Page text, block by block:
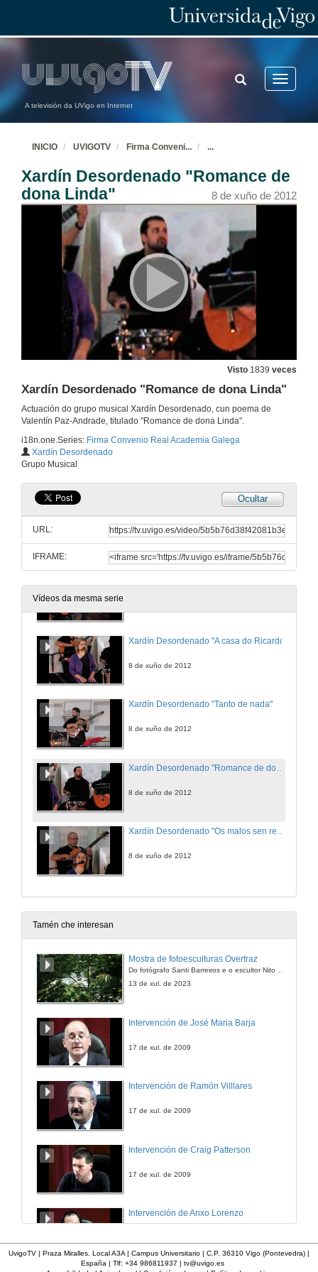
A televisión da UVigo en Internet
Toggle
TOGGLE
SEARCH
INICIO UVIGOTV Firma Conveni... ...
Xardín Desordenado "Romance de
dona Linda"
8 de xuño de 2012
Visto 1839 veces
Xardín Desordenado "Romance de dona Linda"
Actuación do grupo musical Xardín Desordenado, cun poema de
Valentín Paz-Andrade, titulado "Romance de dona Linda".
i18n.one.Series: Firma Convenio Real Academia Galega
Xardín Desordenado
Grupo Musical
Ocultar
URL:
IFRAME:
Vídeos da mesma serie
8 de xuño de 2012
Intervención do Presidente da Universidad de Vigo D. Salustiano Mato de la Iglesia
8 de xuño de 2012
8 de xuño de 2012
Xardín Desordenado "A casa do Ricardo"
8 de xuño de 2012
Xardín Desordenado "Tanto de nada"
8 de xuño de 2012
8 de xuño de 2012
Xardín Desordenado "Os malos sen revólver"
8 de xuño de 2012
Tamén che interesan
Mostra de fotoesculturas Overtraz
13 de xul. de 2023
Intervención de José Maria Barja
17 de xul. de 2009
Intervención de Ramón Villlares
17 de xul. de 2009
Intervención de Craig Patterson
17 de xul. de 2009
Intervención de Anxo Lorenzo
UvigoTV | Praza Miralles. Local A3A | Campus Universitario | C.P. 36310 Vigo (Pontevedra) |
España | Tlf: +34 986811937 | tv@uvigo.es